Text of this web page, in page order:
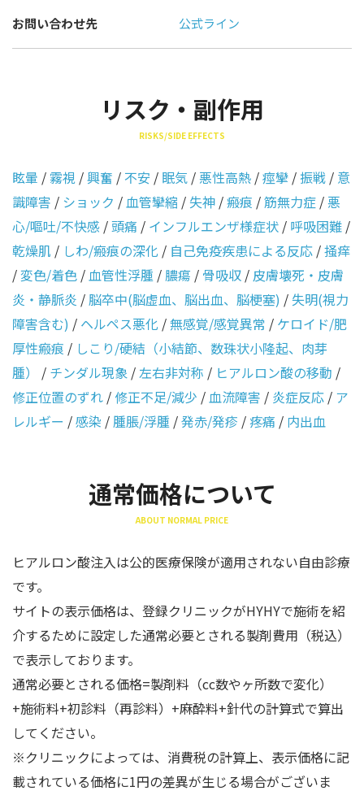
お問い合わせ先 公式ライン
リスク・副作用
RISKS/SIDE EFFECTS
眩暈 /霧視 /興奮 / 不安 / 眠気 /悪性高熱 /痙攣 /振戦 / 意
識障害 / ショック /血管攣縮 /失神 /瘢痕 /筋無力症 /悪
心/嘔吐/不快感 /頭痛 / インフルエンザ様症状 / 呼吸困難 /
乾燥肌 / しわ/瘢痕の深化 / 自己免疫疾患による反応 /掻痒
/変色/着色 /血管性浮腫 /膿瘍 / 骨吸収 / 皮膚壊死・皮膚
炎・静脈炎 /脳卒中(脳虚血、脳出血、脳梗塞) /失明(視力
障害含む) / ヘルペス悪化 /無感覚/感覚異常 / ケロイド/肥
厚性瘢痕 / しこり/硬結（小結節、数珠状小隆起、肉芽
腫）
/ チンダル現象 /左右非対称 / ヒアルロン酸の移動 /
修正位置のずれ /修正不足/減少 /血流障害 / 炎症反応 / ア
レルギー /感染 /腫脹/浮腫 /発赤/発疹 /疼痛 / 内出血
通常価格について
ABOUT NORMAL PRICE
ヒアルロン酸注入は公的医療保険が適用されない自由診療
です。
サイトの表示価格は、登録クリニックがHYHYで施術を紹
介するために設定した通常必要とされる製剤費用（税込）
で表示しております。
通常必要とされる価格=製剤料（cc数やヶ所数で変化）
+施術料+初診料（再診料）+麻酔料+針代の計算式で算出
してください。
※クリニックによっては、消費税の計算上、表示価格に記
載されている価格に1円の差異が生じる場合がございま